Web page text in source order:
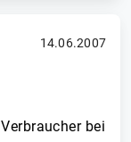
14.06.2007
bei